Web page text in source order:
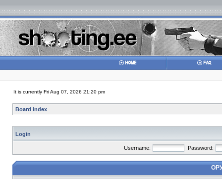
It is currently Fri Aug 07, 2026 21:20 pm
Board index
Login
Username: Password: